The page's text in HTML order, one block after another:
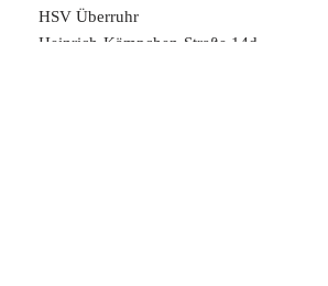
HSV Überruhr
Heinrich-Kämpchen-Straße 14d